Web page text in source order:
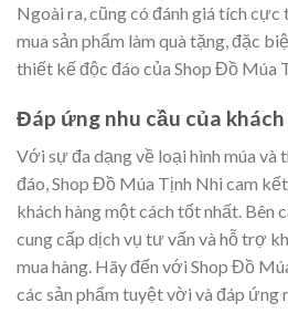
Ngoài ra, cũng có đánh giá tích cực
mua sản phẩm làm quà tặng, đặc
thiết kế độc đáo của Shop Đồ Múa
Đáp ứng nhu cầu của
Với sự đa dạng về loại hình múa và
đáo, Shop Đồ Múa Tịnh Nhi cam
khách hàng một cách tốt nhất. Bên
cung cấp dịch vụ tư vấn và hỗ trợ
mua hàng. Hãy đến với Shop Đồ
các sản phẩm tuyệt vời và đáp ứng